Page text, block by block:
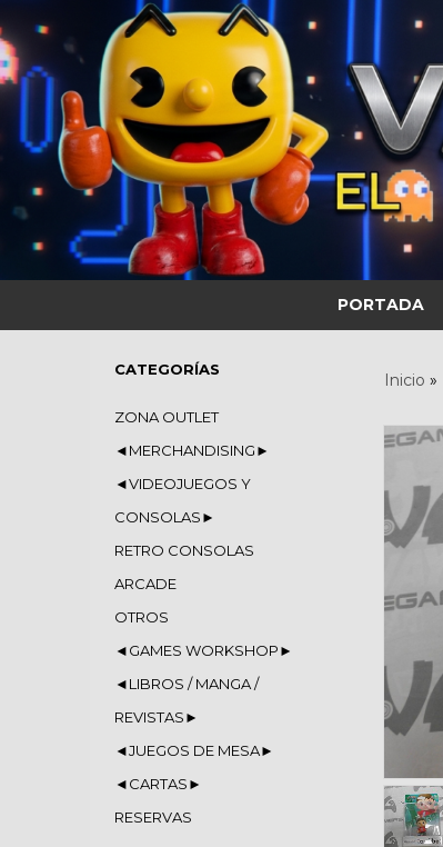
PORTADA
CATEGORÍAS
ZONA OUTLET
◄MERCHANDISING►
◄VIDEOJUEGOS Y
CONSOLAS►
RETRO CONSOLAS
ARCADE
OTROS
◄GAMES WORKSHOP►
◄LIBROS / MANGA /
REVISTAS►
◄JUEGOS DE MESA►
◄CARTAS►
RESERVAS
Inicio »